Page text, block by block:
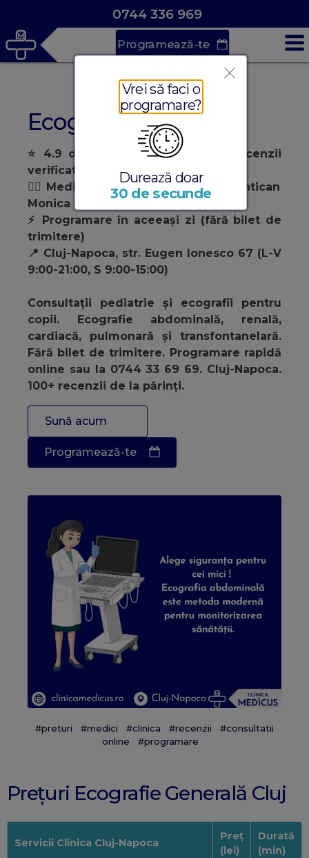
0744 336 969
Programează-te
Vrei să faci o
programare?
Durează doar
30 de secunde
Ecografie Generală
⭐ 4.9 din 5 rating Google (100+ recenzii
verificate)
👩‍⚕️ Medic Specialist Pediatrie (Dr. Pintican
Monica Cornelia)
⚡ Programare în aceeași zi (fără bilet de
trimitere)
📍 Cluj-Napoca, str. Eugen Ionesco 67 (L-V
9:00-21:00, S 9:00-15:00)
Consultații pediatrie și ecografii pentru
copii. Ecografie abdominală, renală,
cardiacă, pulmonară și transfontanelară.
Fără bilet de trimitere. Programare rapidă
online sau la 0744 33 69 69. Cluj-Napoca.
100+ recenzii de la părinți.
Sună acum
Programează-te
#preturi #medici #clinica #recenzii
#consultatii
online
#programare
Prețuri Ecografie Generală Cluj
Servicii Clinica Cluj-Napoca
Preț
(lei)
Durată
(min)